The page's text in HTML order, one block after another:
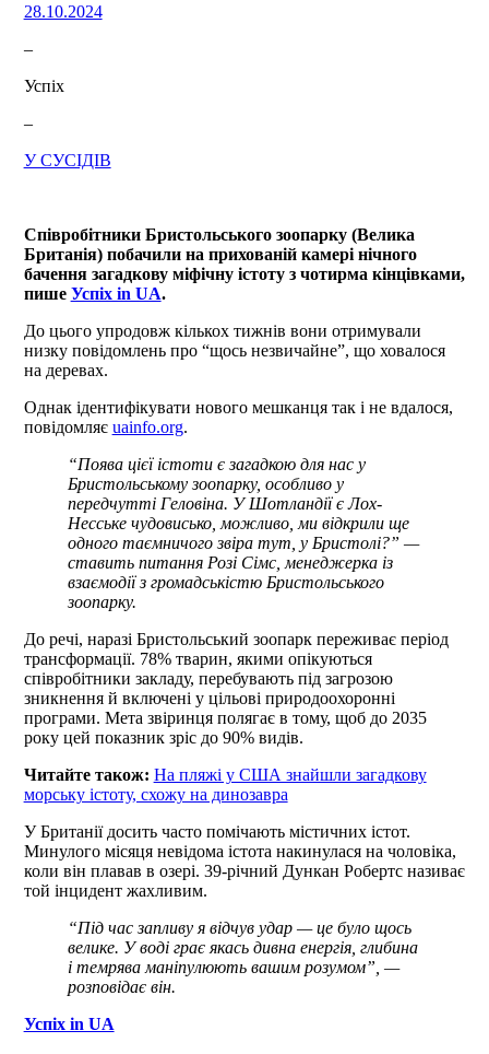
28.10.2024
–
Успіх
–
У СУСІДІВ
Співробітники Бристольського зоопарку (Велика
Британія) побачили на прихованій камері нічного
бачення загадкову міфічну істоту з чотирма кінцівками,
пише Успіх in UA.
До цього упродовж кількох тижнів вони отримували
низку повідомлень про “щось незвичайне”, що ховалося
на деревах.
Однак ідентифікувати нового мешканця так і не вдалося,
повідомляє uainfo.org.
“Поява цієї істоти є загадкою для нас у
Бристольському зоопарку, особливо у
передчутті Геловіна. У Шотландії є Лох-
Несське чудовисько, можливо, ми відкрили ще
одного таємничого звіра тут, у Бристолі?” —
ставить питання Розі Сімс, менеджерка із
взаємодії з громадськістю Бристольського
зоопарку.
До речі, наразі Бристольський зоопарк переживає період
трансформації. 78% тварин, якими опікуються
співробітники закладу, перебувають під загрозою
зникнення й включені у цільові природоохоронні
програми. Мета звіринця полягає в тому, щоб до 2035
року цей показник зріс до 90% видів.
Читайте також: На пляжі у США знайшли загадкову
морську істоту, схожу на динозавра
У Британії досить часто помічають містичних істот.
Минулого місяця невідома істота накинулася на чоловіка,
коли він плавав в озері. 39-річний Дункан Робертс називає
той інцидент жахливим.
“Під час запливу я відчув удар — це було щось
велике. У воді грає якась дивна енергія, глибина
і темрява маніпулюють вашим розумом”, —
розповідає він.
Успіх in UA